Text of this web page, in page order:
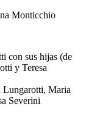
Lungarotti, Maria
Severini